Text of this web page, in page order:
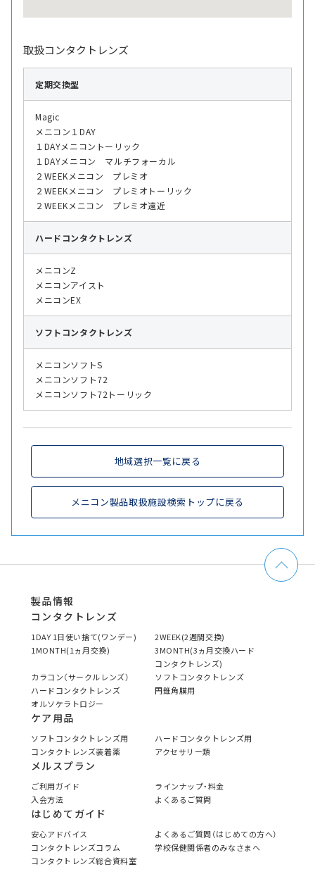
取扱コンタクトレンズ
定期交換型
Magic
メニコン１DAY
１DAYメニコントーリック
１DAYメニコン マルチフォーカル
２WEEKメニコン プレミオ
２WEEKメニコン プレミオトーリック
２WEEKメニコン プレミオ遠近
ハード コンタクトレンズ
メニコンZ
メニコンアイスト
メニコンEX
ソフト コンタクトレンズ
メニコンソフトS
メニコンソフト72
メニコンソフト72トーリック
地域選択一覧に戻る
メニコン製品取扱施設検索トップに戻る
製品情報
コンタクトレンズ
1DAY 1日使い捨て(ワンデー)
2WEEK(2週間交換)
1MONTH(1ヵ月交換)
3MONTH(3ヵ月交換ハード
コンタクトレンズ)
カラコン（サークルレンズ）
ソフトコンタクトレンズ
ハードコンタクトレンズ
円錐角膜用
オルソケラトロジー
ケア用品
ソフトコンタクトレンズ用
ハードコンタクトレンズ用
コンタクトレンズ装着薬
アクセサリー類
メルスプラン
ご利用ガイド
ラインナップ・料金
入会方法
よくあるご質問
はじめてガイド
安心アドバイス
よくあるご質問（はじめての方へ）
コンタクトレンズコラム
学校保健関係者のみなさまへ
コンタクトレンズ総合資料室